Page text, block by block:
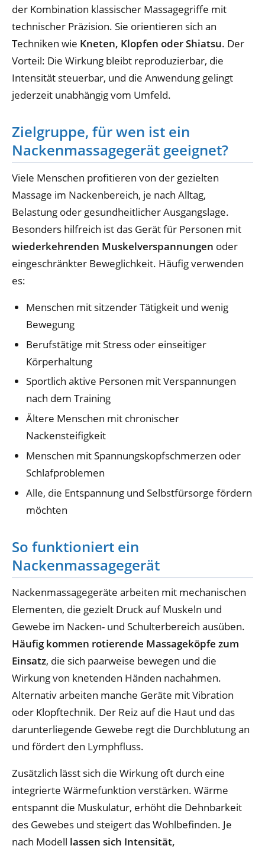
der Kombination klassischer Massagegriffe mit
technischer Präzision. Sie orientieren sich an
Techniken wie Kneten, Klopfen oder Shiatsu. Der
Vorteil: Die Wirkung bleibt reproduzierbar, die
Intensität steuerbar, und die Anwendung gelingt
jederzeit unabhängig vom Umfeld.
Zielgruppe, für wen ist ein
Nackenmassagegerät geeignet?
Viele Menschen profitieren von der gezielten
Massage im Nackenbereich, je nach Alltag,
Belastung oder gesundheitlicher Ausgangslage.
Besonders hilfreich ist das Gerät für Personen mit
wiederkehrenden Muskelverspannungen oder
eingeschränkter Beweglichkeit. Häufig verwenden
es:
Menschen mit sitzender Tätigkeit und wenig
Bewegung
Berufstätige mit Stress oder einseitiger
Körperhaltung
Sportlich aktive Personen mit Verspannungen
nach dem Training
Ältere Menschen mit chronischer
Nackensteifigkeit
Menschen mit Spannungskopfschmerzen oder
Schlafproblemen
Alle, die Entspannung und Selbstfürsorge fördern
möchten
So funktioniert ein
Nackenmassagegerät
Nackenmassagegeräte arbeiten mit mechanischen
Elementen, die gezielt Druck auf Muskeln und
Gewebe im Nacken- und Schulterbereich ausüben.
Häufig kommen rotierende Massageköpfe zum
Einsatz, die sich paarweise bewegen und die
Wirkung von knetenden Händen nachahmen.
Alternativ arbeiten manche Geräte mit Vibration
oder Klopftechnik. Der Reiz auf die Haut und das
darunterliegende Gewebe regt die Durchblutung an
und fördert den Lymphfluss.
Zusätzlich lässt sich die Wirkung oft durch eine
integrierte Wärmefunktion verstärken. Wärme
entspannt die Muskulatur, erhöht die Dehnbarkeit
des Gewebes und steigert das Wohlbefinden. Je
nach Modell lassen sich Intensität,